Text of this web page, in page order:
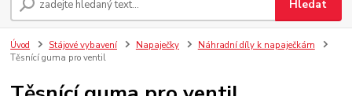
Hledat
Úvod Stájové vybavení Napaječky
Náhradní díly k napaječkám
Těsnící guma pro ventil